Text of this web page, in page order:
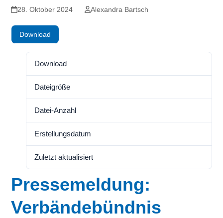
28. Oktober 2024 Alexandra Bartsch
Download
Download
Dateigröße
Datei-Anzahl
Erstellungsdatum
Zuletzt aktualisiert
Pressemeldung:
Verbändebündnis